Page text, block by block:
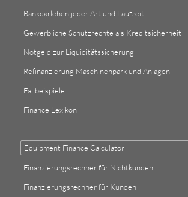
Bankdarlehen jeder Art und Laufzeit
Gewerbliche Schutzrechte als Kreditsicherheit
Notgeld zur Liquiditätssicherung
Refinanzierung Maschinenpark und Anlagen
Fallbeispiele
Finance Lexikon
Equipment Finance Calculator
Finanzierungsrechner für Nichtkunden
Finanzierungsrechner für Kunden